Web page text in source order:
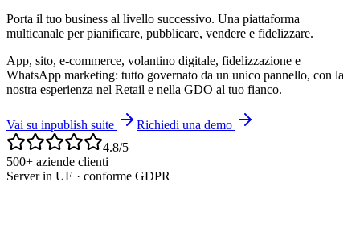
Porta il tuo business al livello successivo. Una piattaforma
multicanale per pianificare, pubblicare, vendere e fidelizzare.
App, sito, e-commerce, volantino digitale, fidelizzazione e
WhatsApp marketing: tutto governato da un unico pannello, con la
nostra esperienza nel Retail e nella GDO al tuo fianco.
Vai su inpublish suite
Richiedi una demo
4.8/5
500+ aziende clienti
Server in UE · conforme GDPR